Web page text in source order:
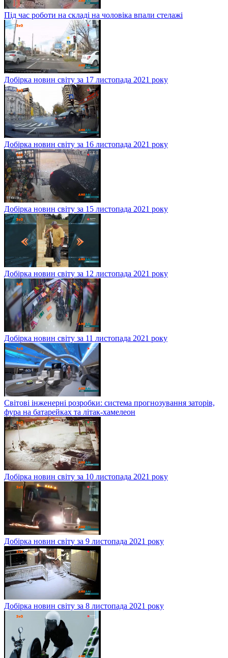
Під час роботи на складі на чоловіка впали стелажі
Добірка новин світу за 17 листопада 2021 року
Добірка новин світу за 16 листопада 2021 року
Добірка новин світу за 15 листопада 2021 року
Добірка новин світу за 12 листопада 2021 року
Добірка новин світу за 11 листопада 2021 року
Світові інженерні розробки: система прогнозування заторів,
фура на батарейках та літак-хамелеон
Добірка новин світу за 10 листопада 2021 року
Добірка новин світу за 9 листопада 2021 року
Добірка новин світу за 8 листопада 2021 року